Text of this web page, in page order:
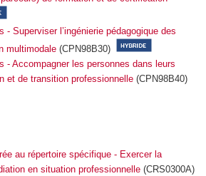
- Superviser l’ingénierie pédagogique des
multimodale (CPN98B30)
- Accompagner les personnes dans leurs
et de transition professionnelle (CPN98B40)
au répertoire spécifique - Exercer la
en situation professionnelle (CRS0300A)